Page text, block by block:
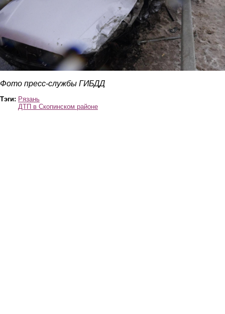
Фото пресс-службы ГИБДД
Тэги: Рязань
ДТП в Скопинском районе